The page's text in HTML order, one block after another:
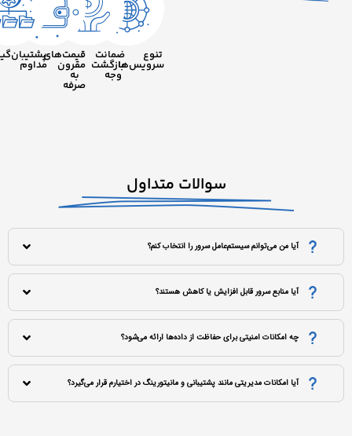
ضمانت
بازگشت
قیمت‌های
مقرون
به
صرفه
پشتیبان‌گیری
مداوم
سوالات متداول
آیا من می‌توانم سیستم‌عامل سرور را انتخاب کنم؟
آیا منابع سرور قابل افزایش یا کاهش هستند؟
چه امکانات امنیتی برای حفاظت از داده‌ها ارائه می‌شود؟
آیا امکانات مدیریتی مانند پشتیبانی و مانیتورینگ در اختیارم قرار می‌گیرد؟